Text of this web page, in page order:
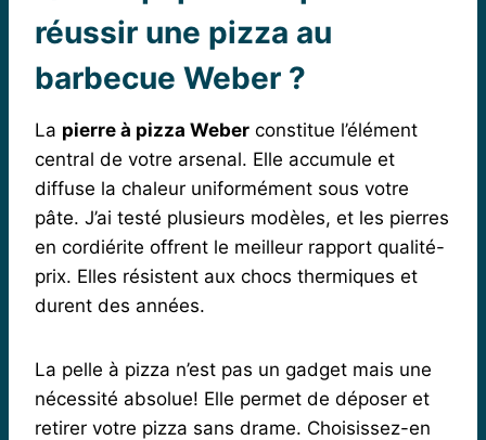
réussir une pizza au
barbecue Weber ?
La pierre à pizza Weber constitue l’élément
central de votre arsenal. Elle accumule et
diffuse la chaleur uniformément sous votre
pâte. J’ai testé plusieurs modèles, et les pierres
en cordiérite offrent le meilleur rapport qualité-
prix. Elles résistent aux chocs thermiques et
durent des années.
La pelle à pizza n’est pas un gadget mais une
nécessité absolue! Elle permet de déposer et
retirer votre pizza sans drame. Choisissez-en